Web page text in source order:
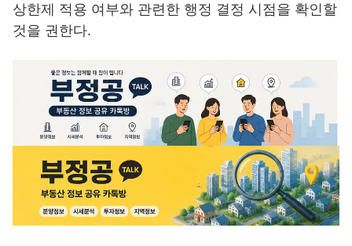
상한제 적용 여부와 관련한 행정 결정 시점을 확인할
것을 권한다.